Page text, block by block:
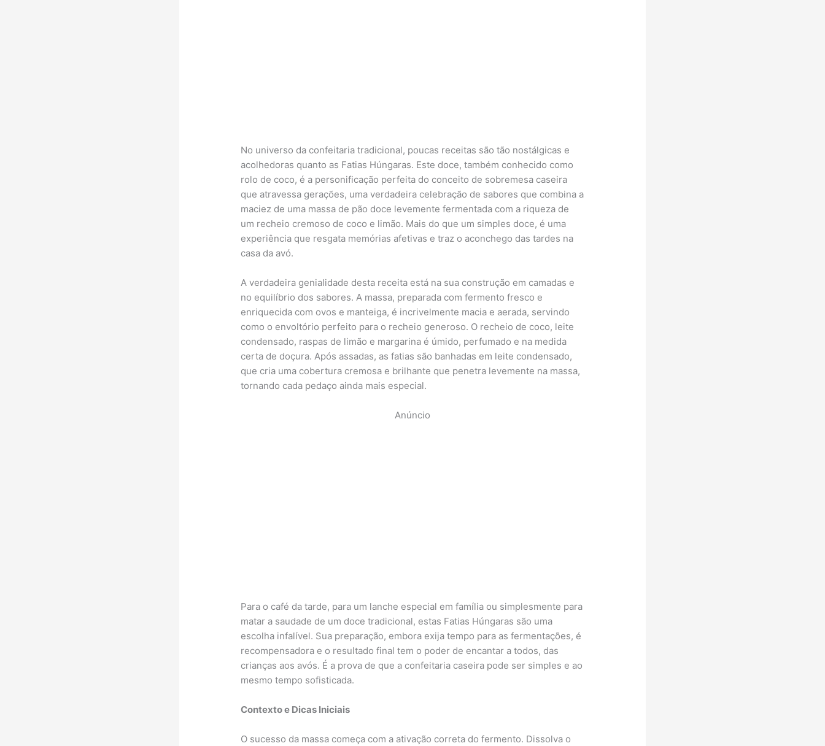
No universo da confeitaria tradicional, poucas receitas são tão nostálgicas e
acolhedoras quanto as Fatias Húngaras. Este doce, também conhecido como
rolo de coco, é a personificação perfeita do conceito de sobremesa caseira
que atravessa gerações, uma verdadeira celebração de sabores que combina a
maciez de uma massa de pão doce levemente fermentada com a riqueza de
um recheio cremoso de coco e limão. Mais do que um simples doce, é uma
experiência que resgata memórias afetivas e traz o aconchego das tardes na
casa da avó.
A verdadeira genialidade desta receita está na sua construção em camadas e
no equilíbrio dos sabores. A massa, preparada com fermento fresco e
enriquecida com ovos e manteiga, é incrivelmente macia e aerada, servindo
como o envoltório perfeito para o recheio generoso. O recheio de coco, leite
condensado, raspas de limão e margarina é úmido, perfumado e na medida
certa de doçura. Após assadas, as fatias são banhadas em leite condensado,
que cria uma cobertura cremosa e brilhante que penetra levemente na massa,
tornando cada pedaço ainda mais especial.
Anúncio
Para o café da tarde, para um lanche especial em família ou simplesmente para
matar a saudade de um doce tradicional, estas Fatias Húngaras são uma
escolha infalível. Sua preparação, embora exija tempo para as fermentações, é
recompensadora e o resultado final tem o poder de encantar a todos, das
crianças aos avós. É a prova de que a confeitaria caseira pode ser simples e ao
mesmo tempo sofisticada.
Contexto e Dicas Iniciais
O sucesso da massa começa com a ativação correta do fermento. Dissolva o